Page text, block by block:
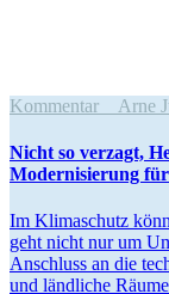
Kommentar Arne
Nicht so verzagt,
Moder­ni­sierung
Im Klima­schutz
geht nicht nur um
Anschluss an die
und ländliche